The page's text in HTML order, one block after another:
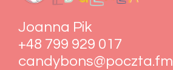
Joanna Pik
+48 799 929 017
candybons@poczta.fm